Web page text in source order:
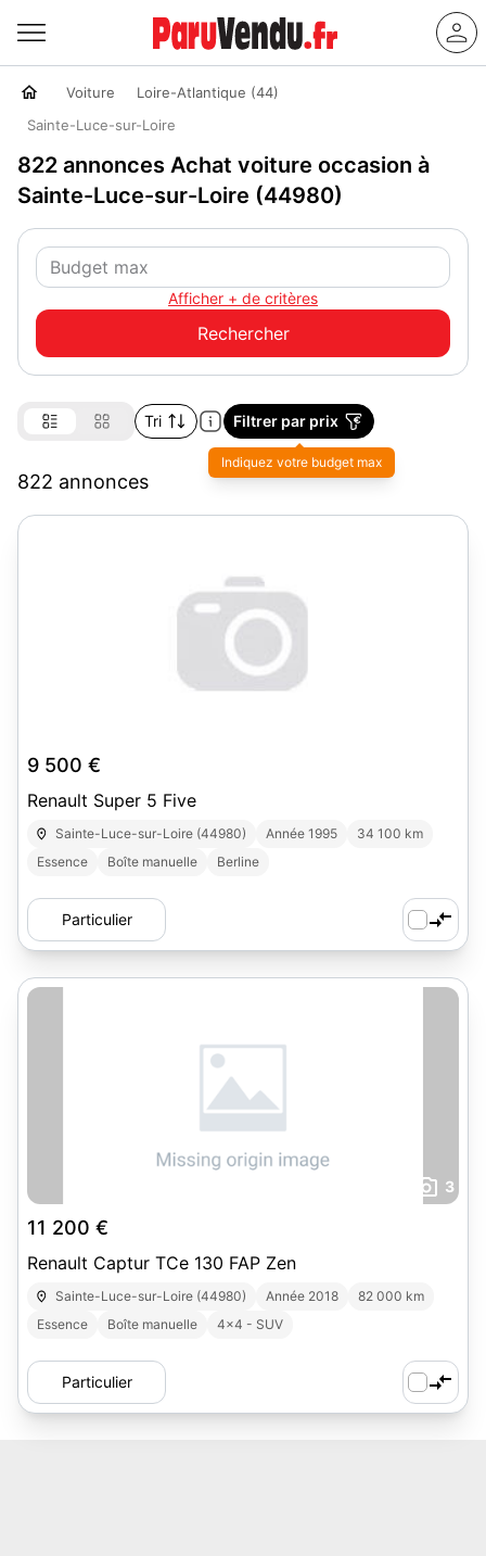
Voiture
Loire-Atlantique (44)
Sainte-Luce-sur-Loire
822 annonces Achat voiture occasion à
Sainte-Luce-sur-Loire (44980)
Afficher + de critères
Tri Filtrer par prix
822 annonces
9 500 €
Renault Super 5 Five
Sainte-Luce-sur-Loire (44980) Année 1995
34 100 km
Essence
Boîte manuelle Berline
Particulier
3
11 200 €
Renault Captur TCe 130 FAP Zen
Sainte-Luce-sur-Loire (44980) Année 2018
82 000 km
Essence
Boîte manuelle 4x4 - SUV
Particulier